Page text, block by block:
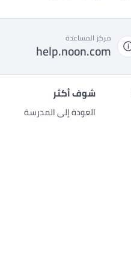
مركز المساعدة
help.noon.com
شوف أكثر
العودة إلى المدرسة